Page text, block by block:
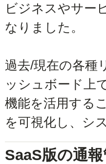
ビジネスやサー
なりました。
過去/現在の各種
ッシュボード上
機能を活用する
を可視化し、シ
SaaS版の通